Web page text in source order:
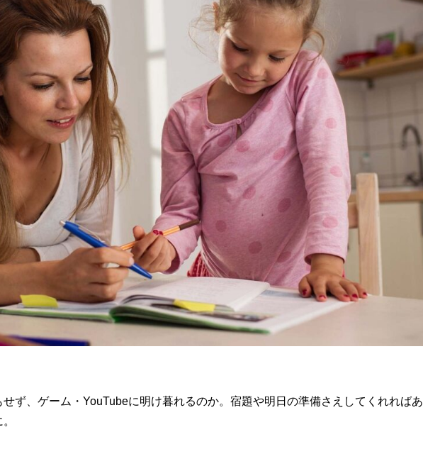
ず、ゲーム・YouTubeに明け暮れるのか。宿題や明日の準備さえしてくれればあ